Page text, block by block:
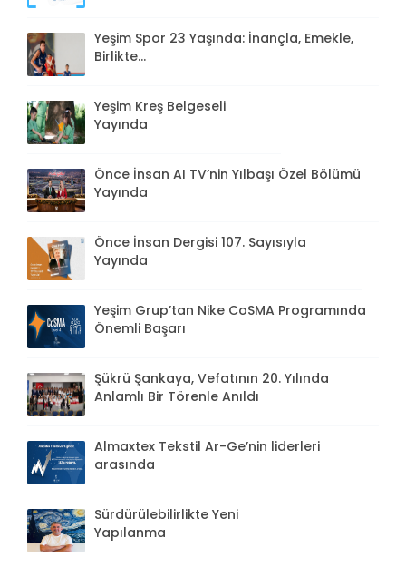
Yeşim Spor 23 Yaşında: İnançla, Emekle,
Birlikte...
Yeşim Kreş Belgeseli
Yayında
Önce İnsan AI TV’nin Yılbaşı Özel Bölümü
Yayında
Önce İnsan Dergisi 107. Sayısıyla
Yayında
Yeşim Grup’tan Nike CoSMA Programında
Önemli Başarı
Şükrü Şankaya, Vefatının 20. Yılında
Anlamlı Bir Törenle Anıldı
Almaxtex Tekstil Ar-Ge’nin liderleri
arasında
Sürdürülebilirlikte Yeni
Yapılanma